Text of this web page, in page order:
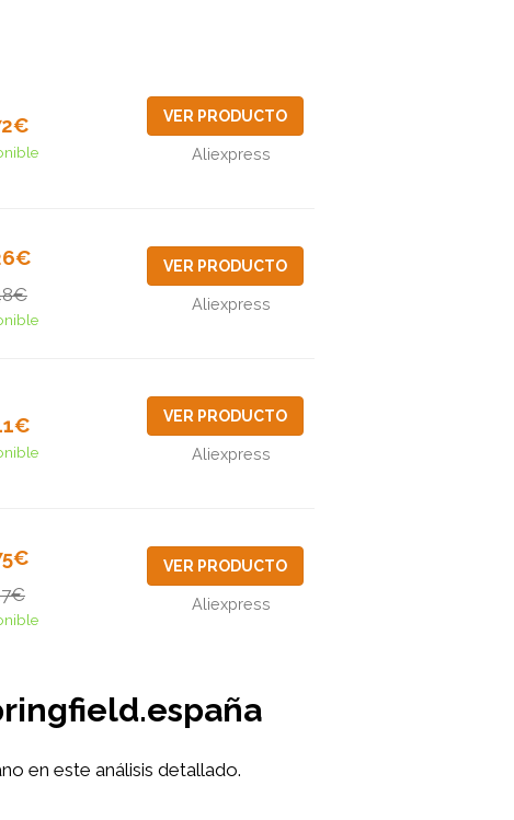
VER PRODUCTO
Aliexpress
VER PRODUCTO
Aliexpress
VER PRODUCTO
Aliexpress
VER PRODUCTO
Aliexpress
en este análisis detallado.